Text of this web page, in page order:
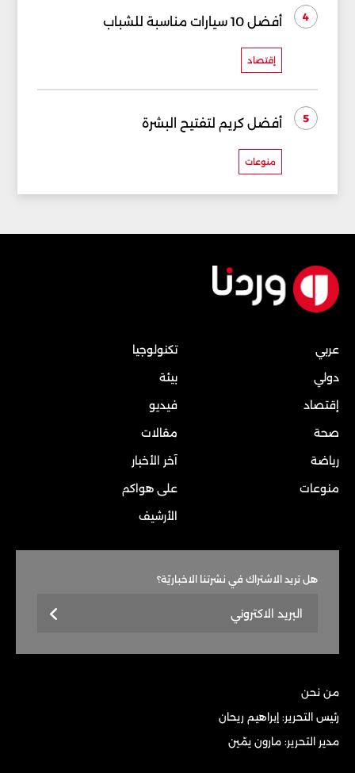
4 أفضل 10 سيارات مناسبة للشباب
إقتصاد
5 أفضل كريم لتفتيح البشرة
منوعات
عربي
دولي
إقتصاد
صحة
رياضة
منوعات
تكنولوجيا
بيئة
فيديو
مقالات
آخر الأخبار
على هواكم
الأرشيف
هل تريد الاشتراك في نشرتنا الاخباريّة؟
من نحن
رئيس التحرير: إبراهيم ريحان
مدير التحرير: مارون يمّين